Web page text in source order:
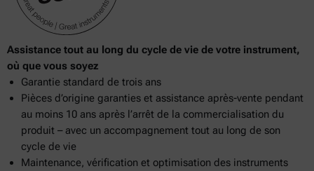
Assistance tout au long du cycle de vie de votre instrument,
où que vous soyez
Garantie standard de trois ans
Pièces d’origine garanties et assistance après-vente pendant
au moins 10 ans après l’arrêt de la commercialisation du
produit – avec un accompagnement tout au long de son
cycle de vie
Maintenance, vérification et optimisation des instruments